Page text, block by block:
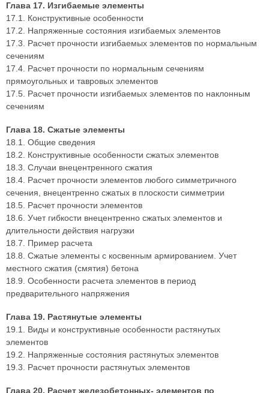
Глава 17. Изгибаемые элементы
17.1. Конструктивные особенности
17.2. Напряженные состояния изгибаемых элементов
17.3. Расчет прочности изгибаемых элементов по нормальным
сечениям
17.4. Расчет прочности по нормальным сечениям
прямоугольных и тавровых элементов
17.5. Расчет прочности изгибаемых элементов по наклонным
сечениям
Глава 18. Сжатые элементы
18.1. Общие сведения
18.2. Конструктивные особенности сжатых элементов
18.3. Случаи внецентренного сжатия
18.4. Расчет прочности элементов любого симметричного
сечения, внецентренно сжатых в плоскости симметрии
18.5. Расчет прочности элементов
18.6. Учет гибкости внецентренно сжатых элементов и
длительности действия нагрузки
18.7. Пример расчета
18.8. Сжатые элементы с косвенным армированием. Учет
местного сжатия (смятия) бетона
18.9. Особенности расчета элементов в период
предварительного напряжения
Глава 19. Растянутые элементы
19.1. Виды и конструктивные особенности растянутых
элементов
19.2. Напряженные состояния растянутых элементов
19.3. Расчет прочности растянутых элементов
Глава 20. Расчет железобетонных- элементов по